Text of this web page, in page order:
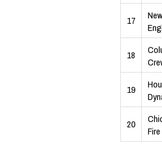
17
New
18
19
20
Fire